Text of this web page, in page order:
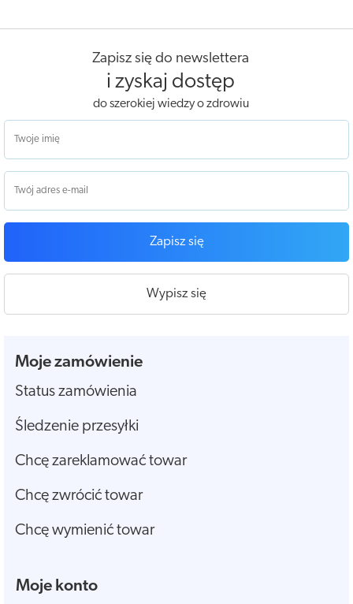
Zapisz się do newslettera
i zyskaj dostęp
do szerokiej wiedzy o zdrowiu
Zapisz się
Wypisz się
Moje zamówienie
Status zamówienia
Śledzenie przesyłki
Chcę zareklamować towar
Chcę zwrócić towar
Chcę wymienić towar
Moje konto